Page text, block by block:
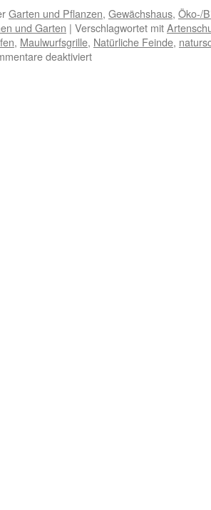
Garten und Pflanzen, Gewächshaus, Öko-/
und Garten | Verschlagwortet mit
, Maulwurfsgrille, Natürliche Feinde,
deaktiviert